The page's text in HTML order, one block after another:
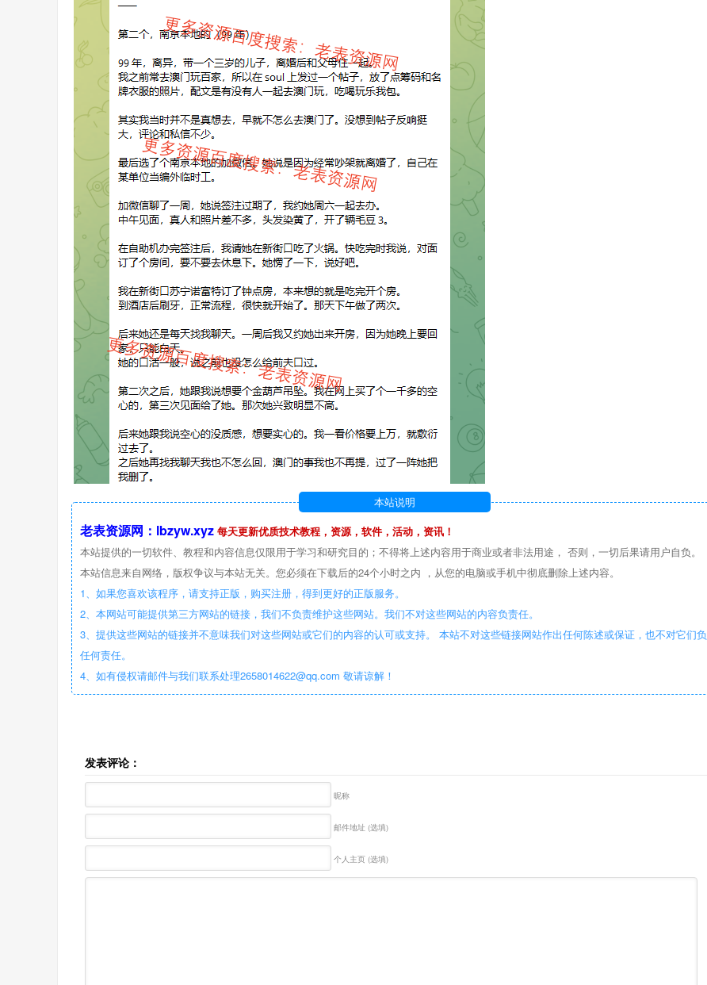
本站说明
老表资源网：lbzyw.xyz 每天更新优质技术教程，资源，软件，活动，资讯！
本站提供的一切软件、教程和内容信息仅限用于学习和研究目的；不得将上述内容用于商业或者非法用途， 否则，一切后果请用户自负。
本站信息来自网络，版权争议与本站无关。您必须在下载后的24个小时之内 ，从您的电脑或手机中彻底删除上述内容。
1、如果您喜欢该程序，请支持正版，购买注册，得到更好的正版服务。
2、本网站可能提供第三方网站的链接，我们不负责维护这些网站。我们不对这些网站的内容负责任。
3、提供这些网站的链接并不意味我们对这些网站或它们的内容的认可或支持。 本站不对这些链接网站作出任何陈述或保证，也不对它们负
任何责任。
4、如有侵权请邮件与我们联系处理2658014622@qq.com 敬请谅解！
发表评论：
昵称
邮件地址 (选填)
个人主页 (选填)